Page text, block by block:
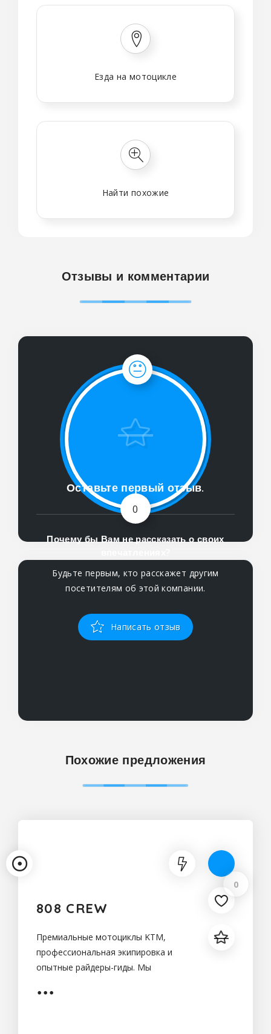
Езда на мотоцикле
Найти похожие
Отзывы и комментарии
0
Оставьте первый отзыв.
Почему бы Вам не рассказать о своих
Будьте первым, кто расскажет другим
посетителям об этой компании.
Написать отзыв
Похожие предложения
0
В тренде
808 CREW
Премиальные мотоциклы KTM,
профессиональная экипировка и
опытные райдеры-гиды. Мы
так и для опытных райдеров.